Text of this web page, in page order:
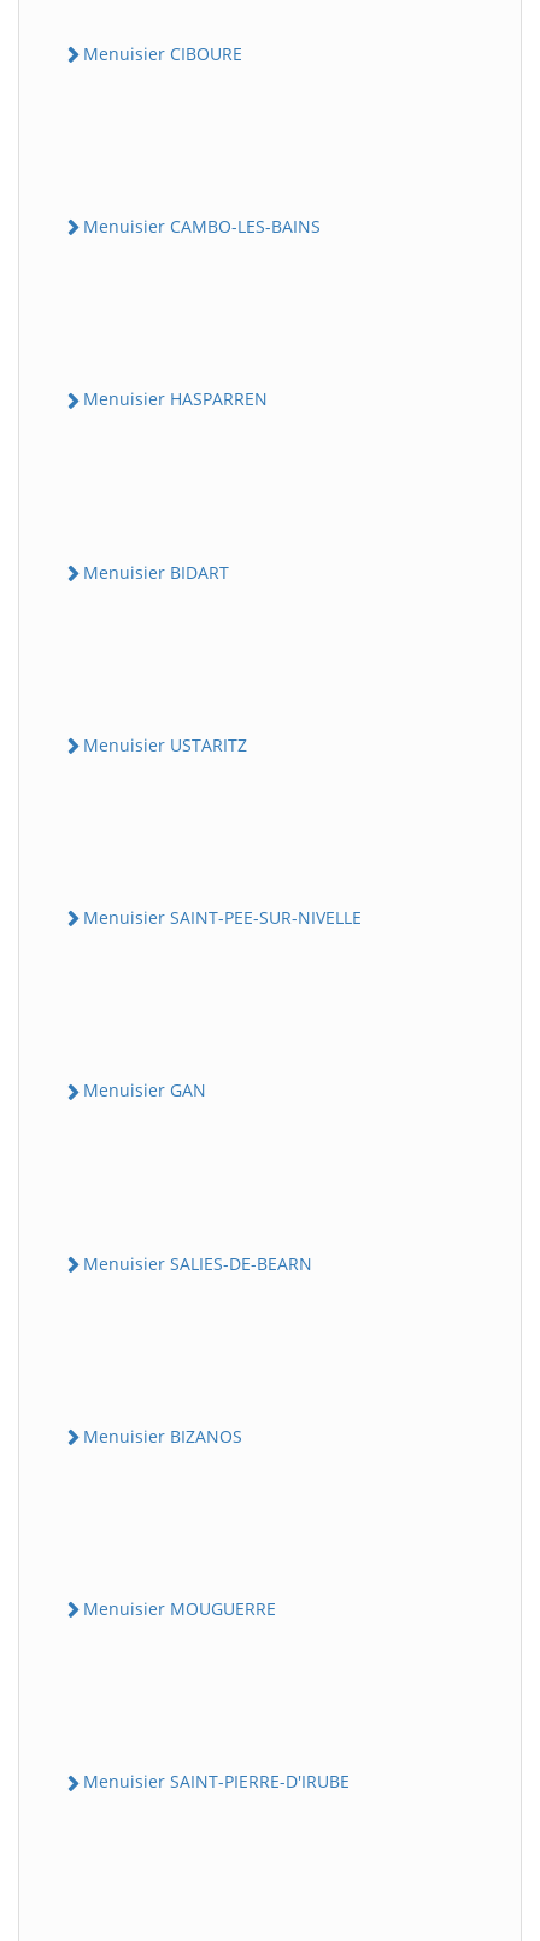
Menuisier CIBOURE
Menuisier CAMBO-LES-BAINS
Menuisier HASPARREN
Menuisier BIDART
Menuisier USTARITZ
Menuisier SAINT-PEE-SUR-NIVELLE
Menuisier GAN
Menuisier SALIES-DE-BEARN
Menuisier BIZANOS
Menuisier MOUGUERRE
Menuisier SAINT-PIERRE-D'IRUBE